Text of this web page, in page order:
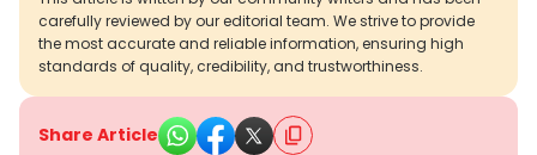
carefully reviewed by our editorial team. We strive to provide
the most accurate and reliable information, ensuring high
standards of quality, credibility, and trustworthiness.
Share Article